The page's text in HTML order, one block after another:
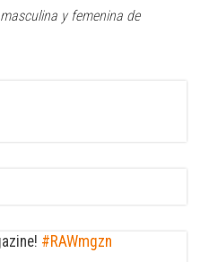
y femenina de
#RAWmgzn